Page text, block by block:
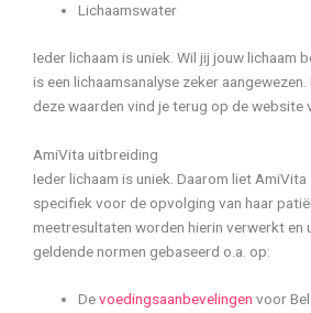
Lichaamswater
Ieder lichaam is uniek. Wil jij jouw lichaam
is een lichaamsanalyse zeker
deze waarden vind je terug op de website
AmiVita uitbreiding
Ieder lichaam is uniek. Daarom liet
specifiek voor de opvolging van haar
meetresultaten worden hierin verwerkt en
geldende normen gebaseerd o.a. op:
Devoedingsaanbevelingen voor